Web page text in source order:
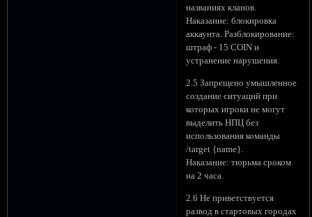
названиях кланов.
Наказание: блокировка
аккаунта. Разблокирование:
штраф - 15 COIN и
устранение нарушения.
2.5 Запрещено умышленное
создание ситуаций при
которых игроки не могут
выделить НПЦ без
использования команды
/target {name}.
Наказание: тюрьма сроком
на 2 часа.
2.6 Не приветствуется
развод в стартовых городах